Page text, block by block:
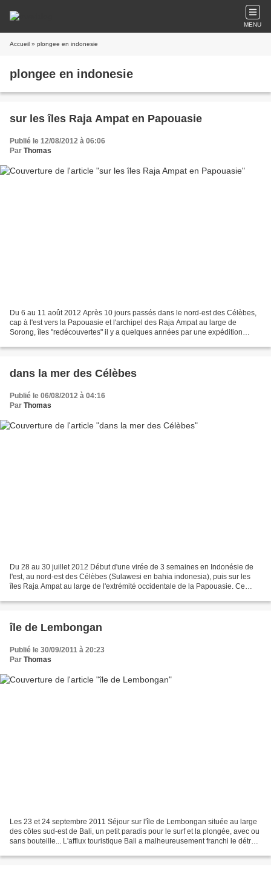
MENU
Accueil » plongee en indonesie
plongee en indonesie
sur les îles Raja Ampat en Papouasie
Publié le 12/08/2012 à 06:06
Par Thomas
Du 6 au 11 août 2012 Après 10 jours passés dans le nord-est des Célèbes,
cap à l'est vers la Papouasie et l'archipel des Raja Ampat au large de
Sorong, îles "redécouvertes" il y a quelques années par une expédition
dans la mer des Célèbes
Publié le 06/08/2012 à 04:16
Par Thomas
Du 28 au 30 juillet 2012 Début d'une virée de 3 semaines en Indonésie de
l'est, au nord-est des Célèbes (Sulawesi en bahia indonesia), puis sur les
îles Raja Ampat au large de l'extrémité occidentale de la Papouasie. Ce
île de Lembongan
Publié le 30/09/2011 à 20:23
Par Thomas
Les 23 et 24 septembre 2011 Séjour sur l'île de Lembongan située au large
des côtes sud-est de Bali, un petit paradis pour le surf et la plongée, avec ou
sans bouteille... L'afflux touristique Bali a malheureusement franchi le détroit